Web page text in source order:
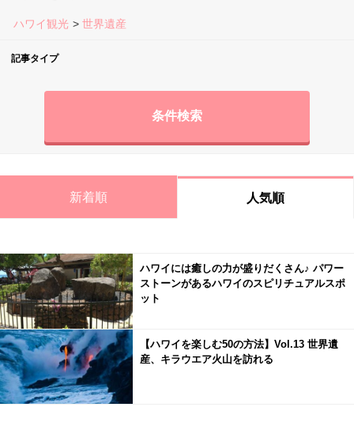
ハワイ観光 世界遺産
記事タイプ
条件検索
新着順 人気順
ハワイには癒しの力が盛りだくさん♪ パワー
ストーンがあるハワイのスピリチュアルスポ
ット
【ハワイを楽しむ50の方法】Vol.13 世界遺
産、キラウエア火山を訪れる